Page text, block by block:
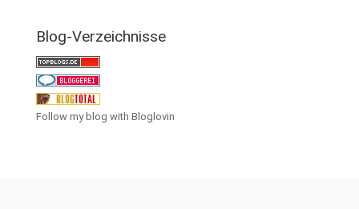
Blog-Verzeichnisse
Follow my blog with Bloglovin